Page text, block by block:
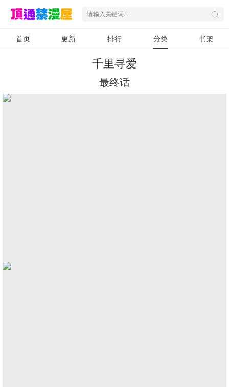
首页 更新 排行 分类 书架
千里寻爱
最终话